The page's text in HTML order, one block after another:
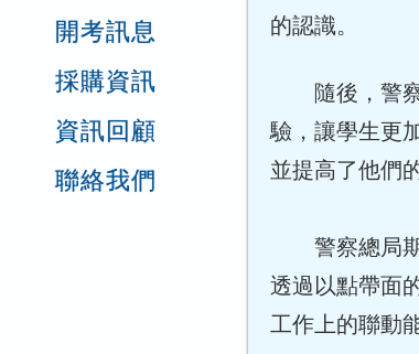
開考訊息
採購資訊
資訊回顧
聯絡我們
的認識。
隨後，警
驗，讓學生更
並提高了他們
警察總局
透過以點帶面
工作上的聯動